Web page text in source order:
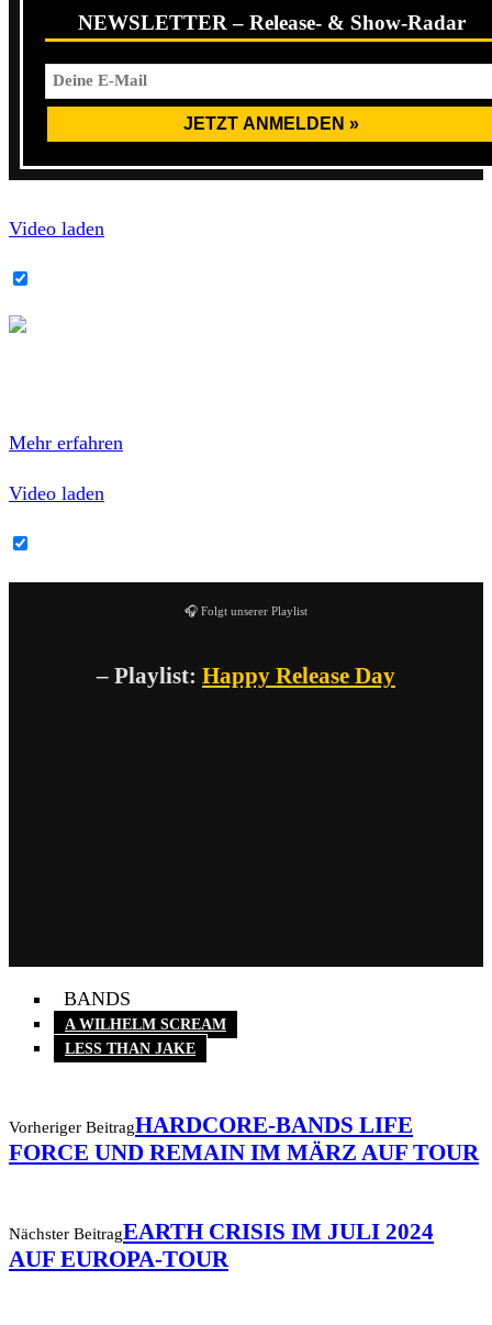
NEWSLETTER – Release- & Show-Radar
Video laden
Mehr erfahren
Video laden
🎧 Folgt unserer Playlist
– Playlist: Happy Release Day
BANDS
A WILHELM SCREAM
LESS THAN JAKE
Vorheriger BeitragHARDCORE-BANDS LIFE
FORCE UND REMAIN IM MÄRZ AUF TOUR
Nächster BeitragEARTH CRISIS IM JULI 2024
AUF EUROPA-TOUR